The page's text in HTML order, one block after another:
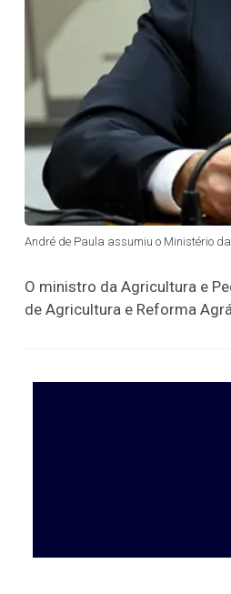
André de Paula assumiu o Ministério
O ministro da Agricultura e
de Agricultura e Reforma